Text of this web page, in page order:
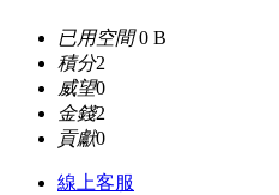
已用空間0 B
積分2
威望0
金錢2
貢獻0
線上客服